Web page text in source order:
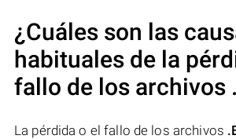
¿Cuáles son las
habituales de la
fallo de los archivos
La pérdida o el fallo de los archivos